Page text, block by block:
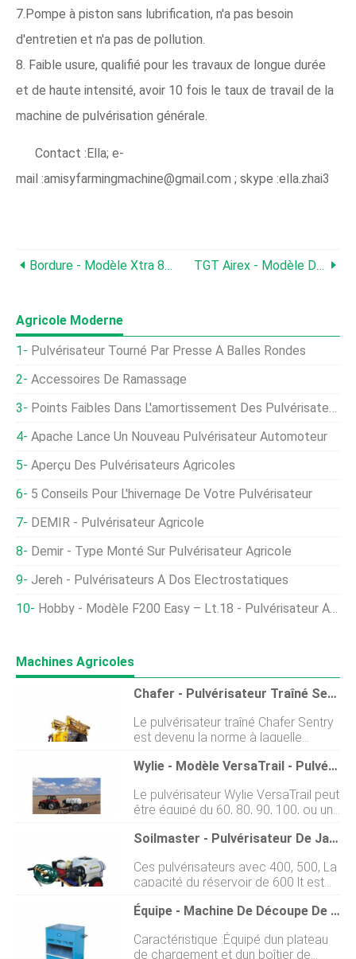
7.Pompe à piston sans lubrification, n'a pas besoin
d'entretien et n'a pas de pollution.
8. Faible usure, qualifié pour les travaux de longue durée
et de haute intensité, avoir 10 fois le taux de travail de la
machine de pulvérisation générale.
Contact :Ella; e-
mail :amisyfarmingmachine@gmail.com ; skype :ella.zhai3
Bordure - Modèle Xtra 8L - Activateur Et Retardateur De Dérive TGT Airex - Modèle DC - Contrôle De Dérive De Pulvérisation Aérienne Et Au Sol
Agricole Moderne
Pulvérisateur Tourné Par Presse À Balles Rondes
Accessoires De Ramassage
Points Faibles Dans L'amortissement Des Pulvérisateurs Automoteurs
Apache Lance Un Nouveau Pulvérisateur Automoteur
Aperçu Des Pulvérisateurs Agricoles
5 Conseils Pour L'hivernage De Votre Pulvérisateur
DEMIR - Pulvérisateur Agricole
Demir - Type Monté Sur Pulvérisateur Agricole
Jereh - Pulvérisateurs À Dos Électrostatiques
Hobby - Modèle F200 Easy – Lt.18 - Pulvérisateur À Dos
Machines Agricoles
Chafer - Pulvérisateur Traîné Sentry
Le pulvérisateur traîné Chafer Sentry
est devenu la norme à laquelle
dautres dans lindustrie travaillent.
Conçu en pensant aux grands
Sentry est spécifié pour garantir une
précision et une efficacité
maximales dans toutes les
conditions.
Wylie - Modèle VersaTrail - Pulvérisateur À Traction
Le pulvérisateur Wylie VersaTrail peut
être équipé du 60, 80, 90, 100, ou une
rampe Spray Wyng II de 108 qui est
la nouvelle norme dexcellence. Le
équipé dun 1, Réservoir de 250
gallons doté dun puits de
remplissage latéral facile daccès et
dune conception à vidange
complète. Le pulvérisateur Wylie
VersaTrail est équipé de pneus
Soilmaster - Pulvérisateur De Jardin
Ces pulvérisateurs avec 400, 500, La
capacité du réservoir de 600 lt est
montée sur le tracteur sur un
attelage trois points et actionnée par
existe également une version
Équipe - Machine De Découpe De Poisson
Caractéristique :Équipé dun plateau
de chargement et dun boîtier de